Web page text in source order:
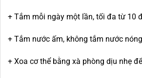
+ Tắm mỗi ngày một lần, tối đa từ 10
+ Tắm nước ấm, không tắm nước
+ Xoa cơ thể bằng xà phòng dịu nhẹ